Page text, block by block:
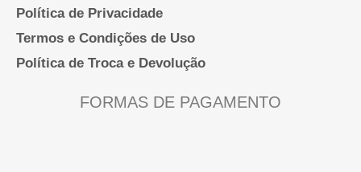
Política de Privacidade
Termos e Condições de Uso
Política de Troca e Devolução
FORMAS DE PAGAMENTO